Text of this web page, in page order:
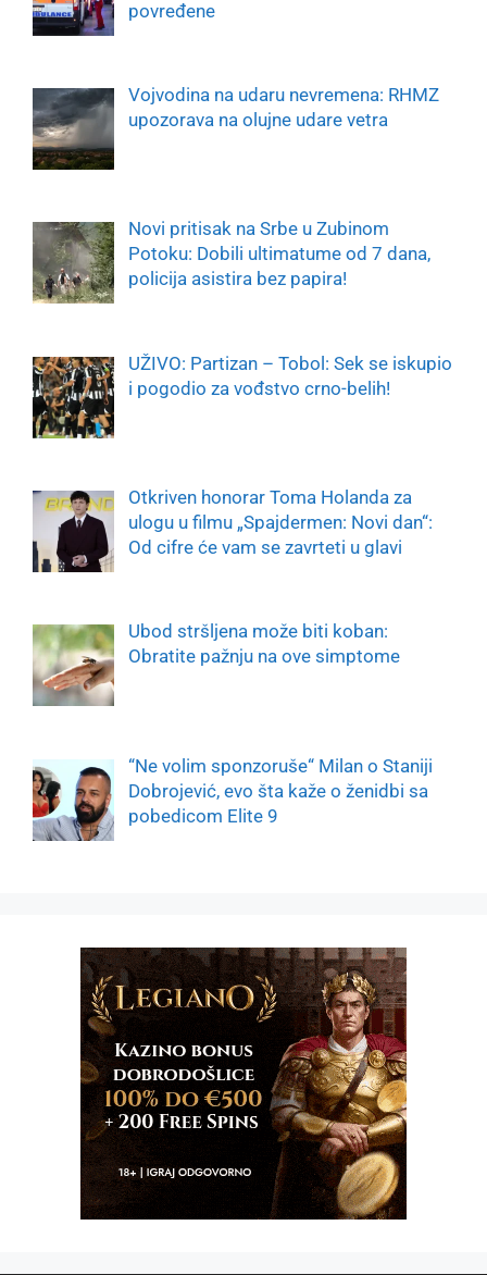
povređene
Vojvodina na udaru nevremena: RHMZ
upozorava na olujne udare vetra
Novi pritisak na Srbe u Zubinom
Potoku: Dobili ultimatume od 7 dana,
policija asistira bez papira!
UŽIVO: Partizan – Tobol: Sek se iskupio
i pogodio za vođstvo crno-belih!
Otkriven honorar Toma Holanda za
ulogu u filmu „Spajdermen: Novi dan“:
Od cifre će vam se zavrteti u glavi
Ubod stršljena može biti koban:
Obratite pažnju na ove simptome
“Ne volim sponzoruše“ Milan o Staniji
Dobrojević, evo šta kaže o ženidbi sa
pobedicom Elite 9